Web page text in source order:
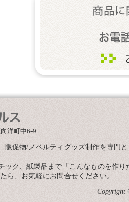
洋町中6-9
販促物/ノベルティグッズ制作を専門
ック、紙製品まで「こんなものを作り
ら、お気軽にお問合せください。
Copyright